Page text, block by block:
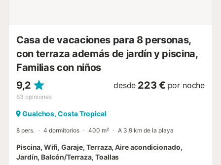
Casa de vacaciones para 8 personas,
con terraza además de jardín y piscina,
Familias con niños
9,2
63 opiniones
desde 223 € por noche
Gualchos, Costa Tropical
8 pers. 4 dormitorios 400 m² A 3,9 km de la playa
Piscina, Wifi, Garaje, Terraza, Aire acondicionado,
Jardín, Balcón/Terraza, Toallas